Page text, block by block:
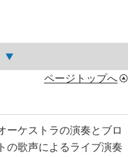
ページトップへ
ーケストラの演奏とブロ
の歌声によるライブ演奏